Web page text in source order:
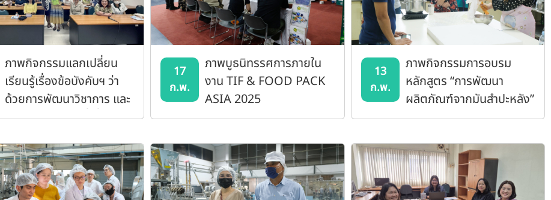
ภาพกิจกรรมแลกเปลี่ยน
เรียนรู้เรื่องข้อบังคับฯ ว่า
ด้วยการพัฒนาวิชาการ และ
ประกาศ/ระเบียบที่เกี่ยวข้อง
17
ก.พ.
ภาพบูธนิทรรศการภายใน
งาน TIF & FOOD PACK
ASIA 2025
13
ก.พ.
ภาพกิจกรรมการอบรม
หลักสูตร “การพัฒนา
ผลิตภัณฑ์จากมันสำปะหลัง”